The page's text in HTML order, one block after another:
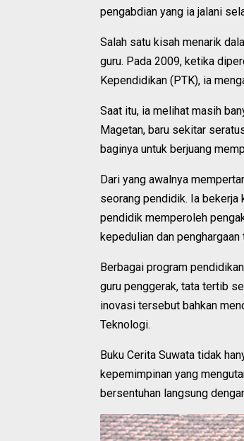
pengabdian yang ia jalani
Salah satu kisah menarik
guru. Pada 2009, ketika
Kependidikan (PTK), ia
Saat itu, ia melihat masih
Magetan, baru sekitar
baginya untuk berjuang
Dari yang awalnya
seorang pendidik. Ia
pendidik memperoleh
kepedulian dan penghargaan
Berbagai program
guru penggerak, tata tertib
inovasi tersebut bahkan
Teknologi.
Buku Cerita Suwata tidak
kepemimpinan yang
bersentuhan langsung